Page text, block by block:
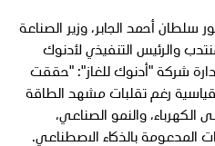
سلطان أحمد الجابر، وزير الصناعة
والرئيس التنفيذي لأدنوك
شركة "أدنوك للغاز": "حققت
في عام 2025 نتائج قياسية رغم تقلبات مشهد الطاقة
الكهرباء، والنمو الصناعي،
المدعومة بالذكاء الاصطناعي.